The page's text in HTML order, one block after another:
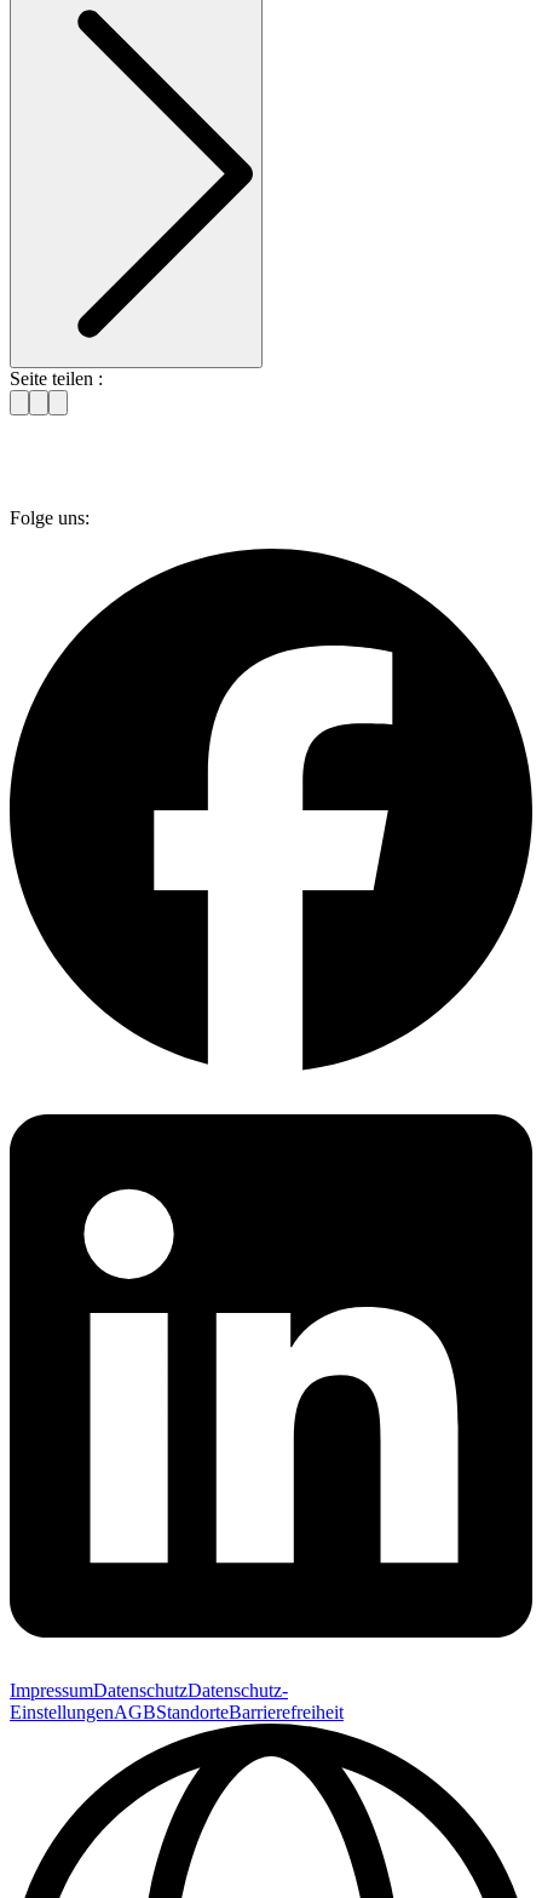
Seite teilen :
Folge uns:
ImpressumDatenschutzDatenschutz-
EinstellungenAGBStandorteBarrierefreiheit